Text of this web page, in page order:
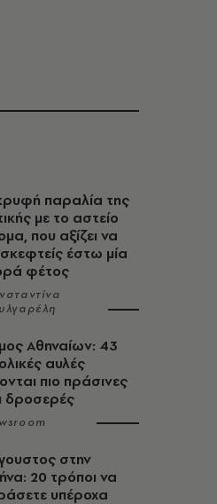
παραλία της
με το αστείο
που αξίζει να
έστω μία
φέτος
Αθηναίων: 43
αυλές
πιο πράσινες
δροσερές
στην
20 τρόποι να
υπέροχα